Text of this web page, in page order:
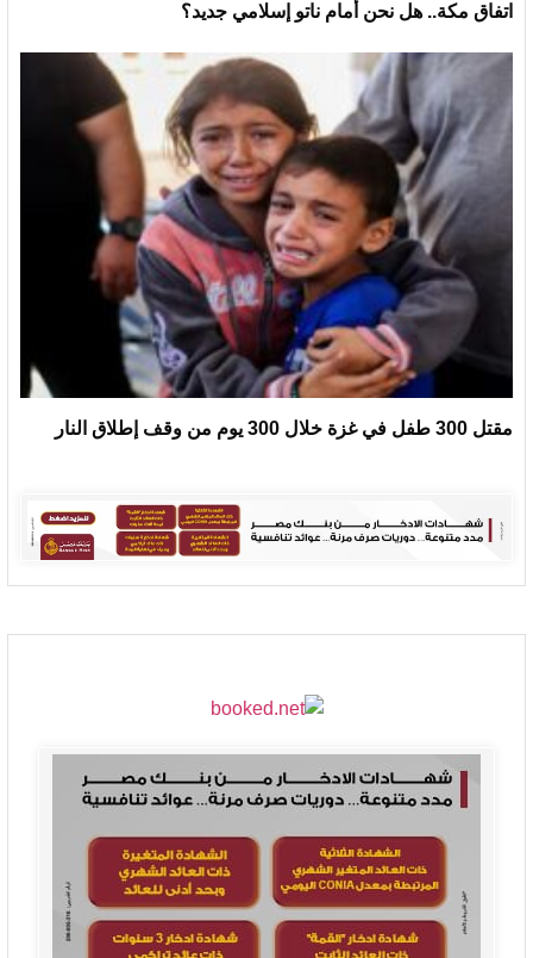
اتفاق مكة.. هل نحن أمام ناتو إسلامي جديد؟
مقتل 300 طفل في غزة خلال 300 يوم من وقف إطلاق النار